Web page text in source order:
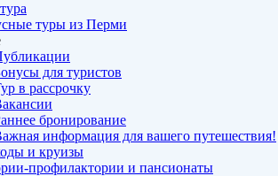
туры из Перми
для туристов
в рассрочку
бронирование
информация для вашего путешествия!
и круизы
профилактории и пансионаты